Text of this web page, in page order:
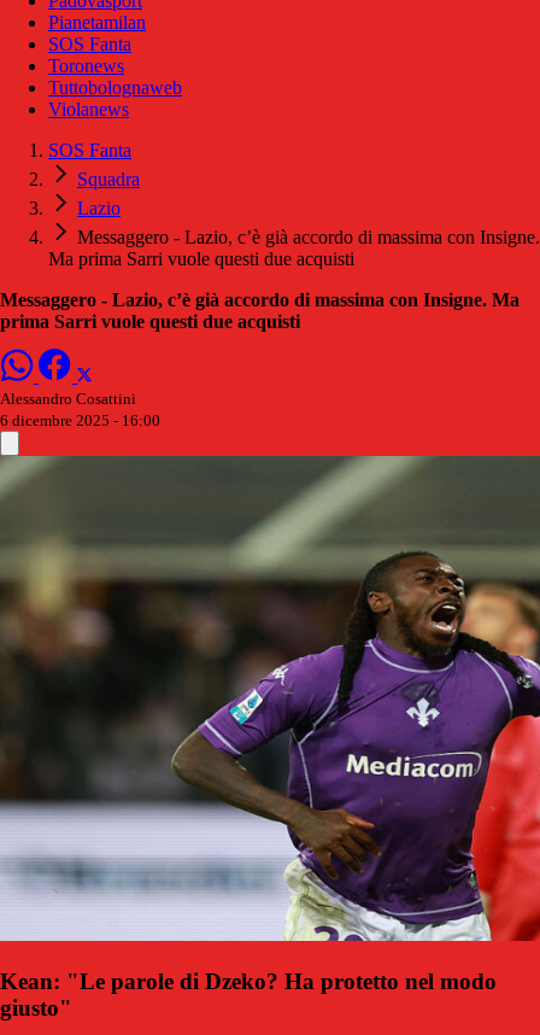
Pianetamilan
SOS Fanta
Toronews
Tuttobolognaweb
Violanews
SOS Fanta
Squadra
Lazio
Messaggero - Lazio, c’è già accordo di massima con Insigne.
Ma prima Sarri vuole questi due acquisti
Messaggero - Lazio, c’è già accordo di massima con Insigne. Ma
prima Sarri vuole questi due acquisti
Alessandro Cosattini
6 dicembre 2025 - 16:00
Kean: "Le parole di Dzeko? Ha protetto nel modo
giusto"